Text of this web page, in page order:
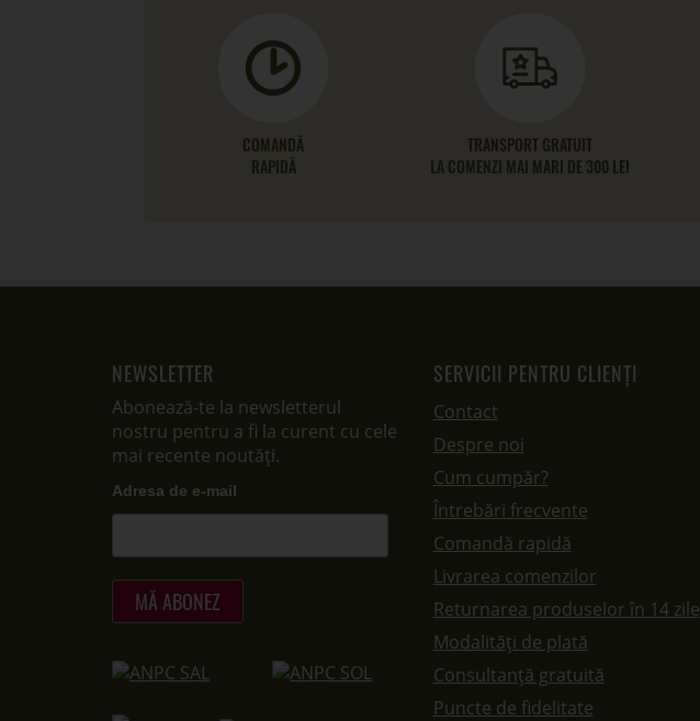
COMANDĂ
RAPIDĂ
TRANSPORT GRATUIT
LA COMENZI MAI MARI DE 300 LEI
NEWSLETTER
Abonează-te la newsletterul
nostru pentru a fi la curent cu cele
mai recente noutăți.
Adresa de e-mail
SERVICII PENTRU CLIENȚI
Contact
Despre noi
Cum cumpăr?
Întrebări frecvente
Comandă rapidă
Livrarea comenzilor
Returnarea produselor în 14 zile
Modalități de plată
Consultanță gratuită
Puncte de fidelitate